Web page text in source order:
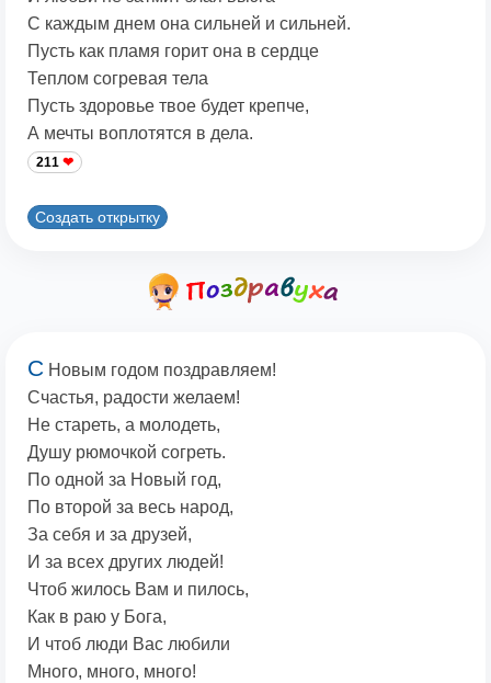
С каждым днем она сильней и сильней.
Пусть как пламя горит она в сердце
Теплом согревая тела
Пусть здоровье твое будет крепче,
А мечты воплотятся в дела.
211
Создать открытку
С Новым годом поздравляем!
Счастья, радости желаем!
Не стареть, а молодеть,
Душу рюмочкой согреть.
По одной за Новый год,
По второй за весь народ,
За себя и за друзей,
И за всех других людей!
Чтоб жилось Вам и пилось,
Как в раю у Бога,
И чтоб люди Вас любили
Много, много, много!